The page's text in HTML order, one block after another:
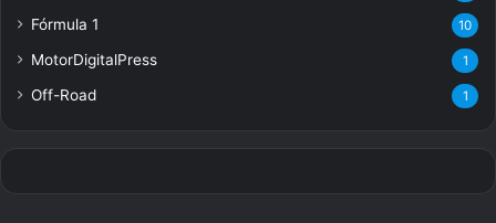
Fórmula 1 10
MotorDigitalPress 1
Off-Road 1